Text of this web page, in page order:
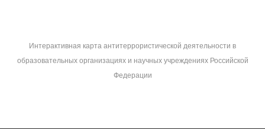
Интерактивная карта антитеррористической деятельности в
образовательных организациях и научных учреждениях Российской
Федерации